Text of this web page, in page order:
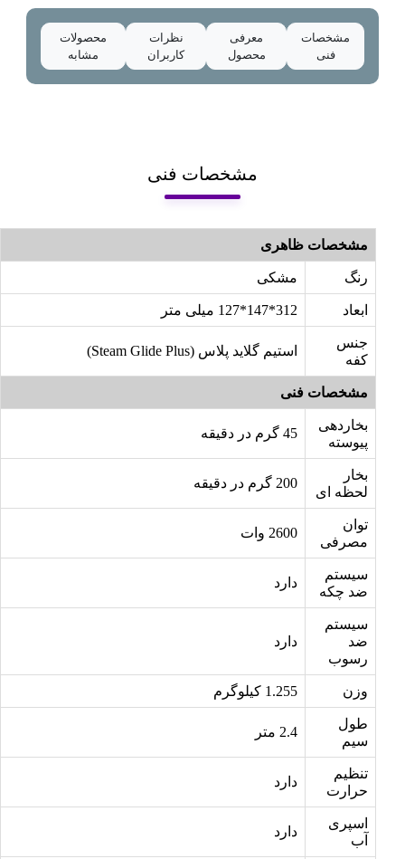
مشخصات
فنی
معرفی
محصول
نظرات
کاربران
محصولات
مشابه
مشخصات فنی
مشخصات ظاهری
رنگ مشکی
ابعاد 312*147*127 میلی متر
جنس
کفه
استیم گلاید پلاس (Steam Glide Plus)
مشخصات فنی
بخاردهی
پیوسته
45 گرم در دقیقه
بخار
لحظه ای
200 گرم در دقیقه
توان
مصرفی
2600 وات
سیستم
ضد چکه
دارد
سیستم
ضد
رسوب
دارد
وزن 1.255 کیلوگرم
طول
سیم
2.4 متر
تنظیم
حرارت
دارد
اسپری
آب
دارد